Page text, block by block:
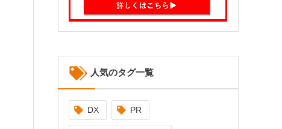
人気のタグ一覧
DX PR